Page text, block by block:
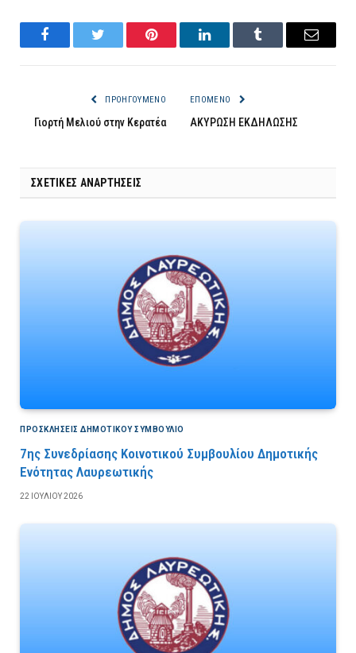
FacebookTwitter Pinterest LinkedInTumblr Email
ΠΡΟΗΓΟΎΜΕΝΟ
Γιορτή Μελιού στην Κερατέα
ΕΠΌΜΕΝΟ
ΑΚΥΡΩΣΗ ΕΚΔΗΛΩΣΗΣ
ΣΧΕΤΙΚΈΣ ΑΝΑΡΤΉΣΕΙΣ
ΠΡΟΣΚΛΉΣΕΙΣ ΔΗΜΟΤΙΚΟΎ ΣΥΜΒΟΎΛΙΟ
7ης Συνεδρίασης Κοινοτικού Συμβουλίου Δημοτικής
Ενότητας Λαυρεωτικής
22 ΙΟΥΛΊΟΥ 2026